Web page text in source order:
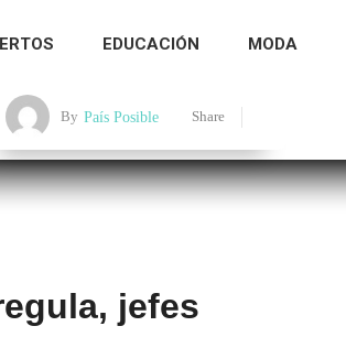
EDUCACIÓN MODA
By País Posible Share
jefes